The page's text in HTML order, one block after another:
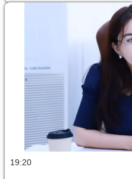
19:20